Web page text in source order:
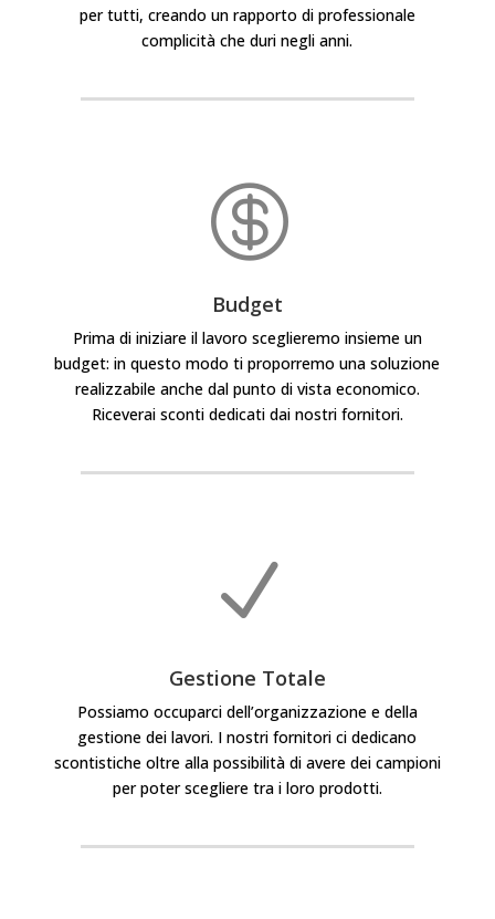
per tutti, creando un rapporto di professionale
complicità che duri negli anni.

Budget
Prima di iniziare il lavoro sceglieremo insieme un
budget: in questo modo ti proporremo una soluzione
realizzabile anche dal punto di vista economico.
Riceverai sconti dedicati dai nostri fornitori.
N
Gestione Totale
Possiamo occuparci dell’organizzazione e della
gestione dei lavori. I nostri fornitori ci dedicano
scontistiche oltre alla possibilità di avere dei campioni
per poter scegliere tra i loro prodotti.